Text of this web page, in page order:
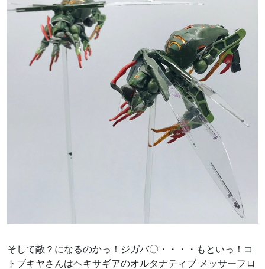
そして敵？になるのかっ！ジガバ〇・・・・もといっ！コ
トブキヤさんはヘキサギアのオルタナティブ メッサーフロ